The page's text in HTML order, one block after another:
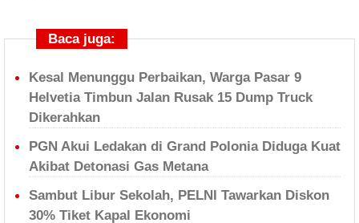
Baca juga:
Kesal Menunggu Perbaikan, Warga Pasar 9
Helvetia Timbun Jalan Rusak 15 Dump Truck
Dikerahkan
PGN Akui Ledakan di Grand Polonia Diduga Kuat
Akibat Detonasi Gas Metana
Sambut Libur Sekolah, PELNI Tawarkan Diskon
30% Tiket Kapal Ekonomi